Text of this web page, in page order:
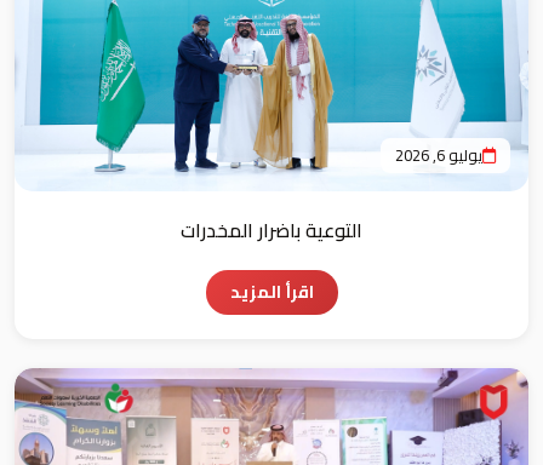
يوليو 6, 2026
التوعية باضرار المخدرات
اقرأ المزيد